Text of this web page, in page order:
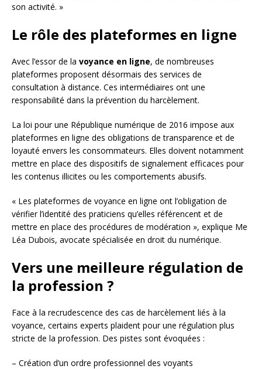
son activité. »
Le rôle des plateformes en ligne
Avec l’essor de la voyance en ligne, de nombreuses
plateformes proposent désormais des services de
consultation à distance. Ces intermédiaires ont une
responsabilité dans la prévention du harcèlement.
La loi pour une République numérique de 2016 impose aux
plateformes en ligne des obligations de transparence et de
loyauté envers les consommateurs. Elles doivent notamment
mettre en place des dispositifs de signalement efficaces pour
les contenus illicites ou les comportements abusifs.
« Les plateformes de voyance en ligne ont l’obligation de
vérifier l’identité des praticiens qu’elles référencent et de
mettre en place des procédures de modération », explique Me
Léa Dubois, avocate spécialisée en droit du numérique.
Vers une meilleure régulation de
la profession ?
Face à la recrudescence des cas de harcèlement liés à la
voyance, certains experts plaident pour une régulation plus
stricte de la profession. Des pistes sont évoquées :
– Création d’un ordre professionnel des voyants